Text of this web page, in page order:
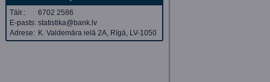
Tālr.:
6702 2586
E-pasts: statistika@bank.lv
Adrese: K. Valdemāra ielā 2A, Rīgā, LV-1050